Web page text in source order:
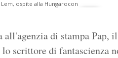
Lem, ospite alla Hungarocon
all'agenzia di stampa Pap,
scrittore di fantascienza